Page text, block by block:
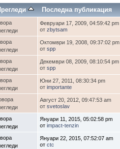
Последна публикация
Февруари 17, 2009, 04:59:42 pm
отzbytsam
Октомври 19, 2008, 09:37:02 pm
отspp
Декември 08, 2009, 08:10:54 pm
отspp
Юни 27, 2011, 08:30:34 pm
отimportante
Август 20, 2012, 09:47:53 am
отsvetoslav
Януари 11, 2015, 05:02:58 pm
отimpact-tenzin
Януари 22, 2015, 07:52:07 am
отctc